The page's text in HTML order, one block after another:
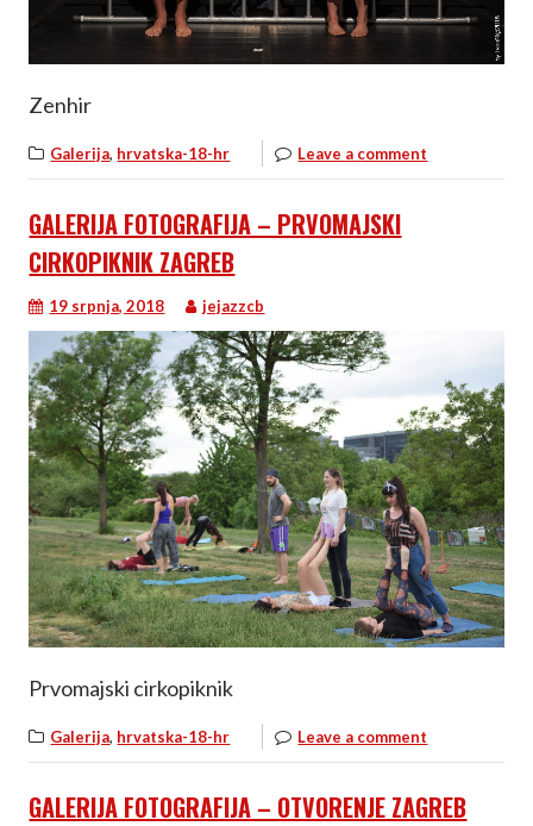
Zenhir
Galerija, hrvatska-18-hr Leave a comment
GALERIJA FOTOGRAFIJA – PRVOMAJSKI
CIRKOPIKNIK ZAGREB
19 srpnja, 2018 jejazzcb
Prvomajski cirkopiknik
Galerija, hrvatska-18-hr Leave a comment
GALERIJA FOTOGRAFIJA – OTVORENJE ZAGREB